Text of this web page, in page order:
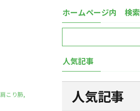
肩こり肺,
ホームページ内 検索
人気記事
人気記事